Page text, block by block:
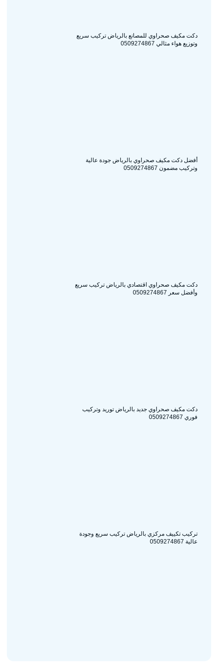
دكت مكيف صحراوي للمصانع بالرياض تركيب سريع
وتوزيع هواء مثالي 0509274867
أفضل دكت مكيف صحراوي بالرياض جودة عالية
وتركيب مضمون 0509274867
دكت مكيف صحراوي اقتصادي بالرياض تركيب سريع
وأفضل سعر 0509274867
دكت مكيف صحراوي جديد بالرياض توريد وتركيب
فوري 0509274867
تركيب تكييف مركزي بالرياض تركيب سريع وجودة
عالية 0509274867